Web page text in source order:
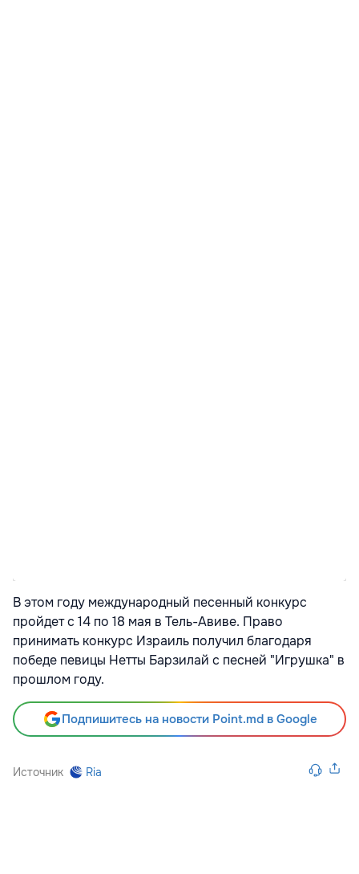
В этом году международный песенный конкурс
пройдет с 14 по 18 мая в Тель-Авиве. Право
принимать конкурс Израиль получил благодаря
победе певицы Нетты Барзилай с песней "Игрушка" в
прошлом году.
Подпишитесь на новости Point.md в Google
Источник Ria